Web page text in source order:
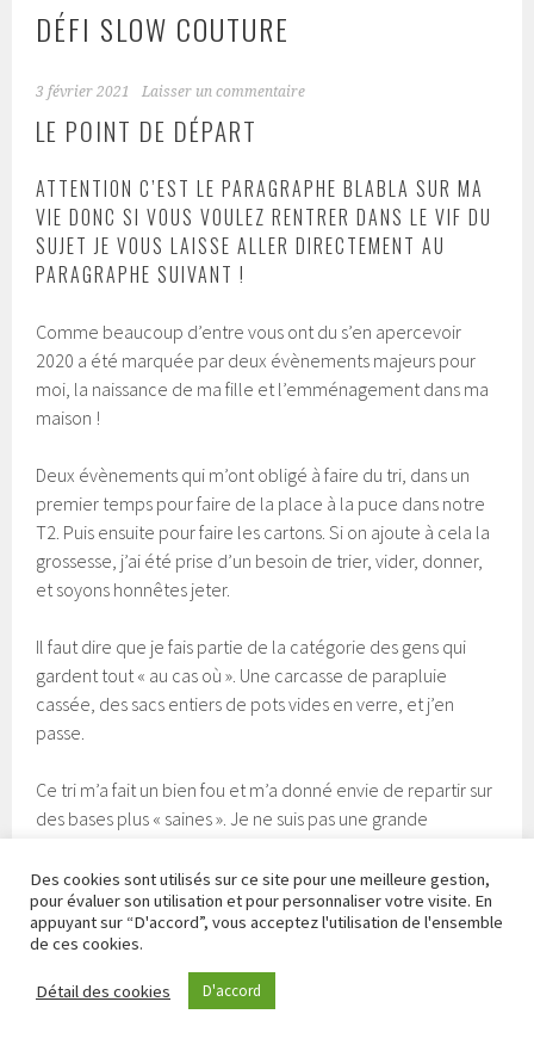
DÉFI SLOW COUTURE
3 février 2021 Laisser un commentaire
LE POINT DE DÉPART
ATTENTION C’EST LE PARAGRAPHE BLABLA SUR MA
VIE DONC SI VOUS VOULEZ RENTRER DANS LE VIF DU
SUJET JE VOUS LAISSE ALLER DIRECTEMENT AU
PARAGRAPHE SUIVANT !
Comme beaucoup d’entre vous ont du s’en apercevoir
2020 a été marquée par deux évènements majeurs pour
moi, la naissance de ma fille et l’emménagement dans ma
maison !
Deux évènements qui m’ont obligé à faire du tri, dans un
premier temps pour faire de la place à la puce dans notre
T2. Puis ensuite pour faire les cartons. Si on ajoute à cela la
grossesse, j’ai été prise d’un besoin de trier, vider, donner,
et soyons honnêtes jeter.
Il faut dire que je fais partie de la catégorie des gens qui
gardent tout « au cas où ». Une carcasse de parapluie
cassée, des sacs entiers de pots vides en verre, et j’en
passe.
Ce tri m’a fait un bien fou et m’a donné envie de repartir sur
des bases plus « saines ». Je ne suis pas une grande
quotidien, mais au fil des ans on accumule toujours
beaucoup plus que ce que l’on croit (et encore plus avec
des enfants !).
Aujourd’hui je dois recevoir les meubles qui vont me servir
Des cookies sont utilisés sur ce site pour une meilleure gestion,
pour évaluer son utilisation et pour personnaliser votre visite. En
appuyant sur “D'accord”, vous acceptez l'utilisation de l'ensemble
de ces cookies.
Détail des cookies D'accord